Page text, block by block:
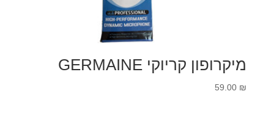
מיקרופון קריוקי GERMAINE
59.00 ₪